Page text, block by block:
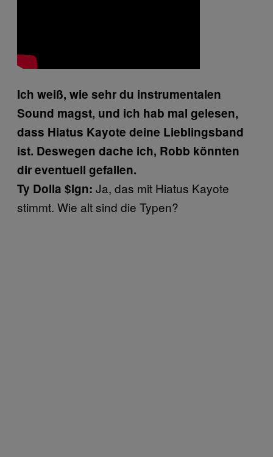
Ich weiß, wie sehr du instrumentalen
Sound magst, und ich hab mal gelesen,
dass Hiatus Kayote deine Lieblingsband
ist. Deswegen dache ich, Robb könnten
dir eventuell gefallen.
Ty Dolla $ign: Ja, das mit Hiatus Kayote
stimmt. Wie alt sind die Typen?